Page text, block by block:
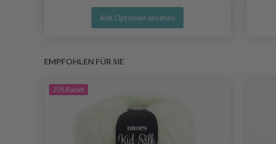
Alle Optionen ansehen
EMPFOHLEN FÜR SIE
25%Rabatt